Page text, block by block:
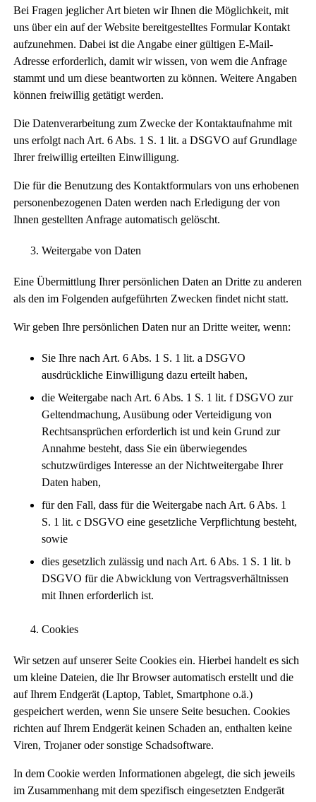
Bei Fragen jeglicher Art bieten wir Ihnen die Möglichkeit, mit
uns über ein auf der Website bereitgestelltes Formular Kontakt
aufzunehmen. Dabei ist die Angabe einer gültigen E-Mail-
Adresse erforderlich, damit wir wissen, von wem die Anfrage
stammt und um diese beantworten zu können. Weitere Angaben
können freiwillig getätigt werden.
Die Datenverarbeitung zum Zwecke der Kontaktaufnahme mit
uns erfolgt nach Art. 6 Abs. 1 S. 1 lit. a DSGVO auf Grundlage
Ihrer freiwillig erteilten Einwilligung.
Die für die Benutzung des Kontaktformulars von uns erhobenen
personenbezogenen Daten werden nach Erledigung der von
Ihnen gestellten Anfrage automatisch gelöscht.
Weitergabe von Daten
Eine Übermittlung Ihrer persönlichen Daten an Dritte zu anderen
als den im Folgenden aufgeführten Zwecken findet nicht statt.
Wir geben Ihre persönlichen Daten nur an Dritte weiter, wenn:
Sie Ihre nach Art. 6 Abs. 1 S. 1 lit. a DSGVO
ausdrückliche Einwilligung dazu erteilt haben,
die Weitergabe nach Art. 6 Abs. 1 S. 1 lit. f DSGVO zur
Geltendmachung, Ausübung oder Verteidigung von
Rechtsansprüchen erforderlich ist und kein Grund zur
Annahme besteht, dass Sie ein überwiegendes
schutzwürdiges Interesse an der Nichtweitergabe Ihrer
Daten haben,
für den Fall, dass für die Weitergabe nach Art. 6 Abs. 1
S. 1 lit. c DSGVO eine gesetzliche Verpflichtung besteht,
sowie
dies gesetzlich zulässig und nach Art. 6 Abs. 1 S. 1 lit. b
DSGVO für die Abwicklung von Vertragsverhältnissen
mit Ihnen erforderlich ist.
Cookies
Wir setzen auf unserer Seite Cookies ein. Hierbei handelt es sich
um kleine Dateien, die Ihr Browser automatisch erstellt und die
auf Ihrem Endgerät (Laptop, Tablet, Smartphone o.ä.)
gespeichert werden, wenn Sie unsere Seite besuchen. Cookies
richten auf Ihrem Endgerät keinen Schaden an, enthalten keine
Viren, Trojaner oder sonstige Schadsoftware.
In dem Cookie werden Informationen abgelegt, die sich jeweils
im Zusammenhang mit dem spezifisch eingesetzten Endgerät